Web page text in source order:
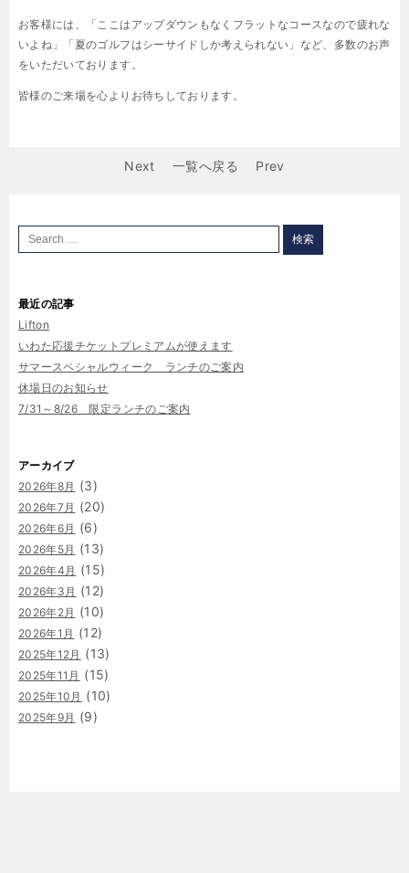
お客様には、「ここはアップダウンもなくフラットなコースなので疲れな
いよね」「夏のゴルフはシーサイドしか考えられない」など、多数のお声
をいただいております。
皆様のご来場を心よりお待ちしております。
Next 一覧へ戻る Prev
最近の記事
Lifton
いわた応援チケットプレミアムが使えます
サマースペシャルウィーク ランチのご案内
休場日のお知らせ
7/31～8/26 限定ランチのご案内
アーカイブ
2026年8月 (3)
2026年7月 (20)
2026年6月 (6)
2026年5月 (13)
2026年4月 (15)
2026年3月 (12)
2026年2月 (10)
2026年1月 (12)
2025年12月 (13)
2025年11月 (15)
2025年10月 (10)
2025年9月 (9)